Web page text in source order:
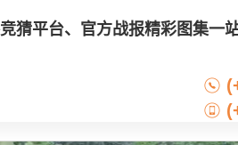
猜平台、官方战报精彩图集一